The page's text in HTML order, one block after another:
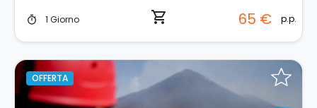
timer 1 Giorno shopping_cart 65 € p.p.
OFFERTA